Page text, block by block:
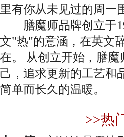
里有你从未见过的周一
膳魔师品牌创立于
文"热"的意涵，在英文
在。 从创立开始，膳
己，追求更新的工艺和
简单而长久的温暖。
>>热